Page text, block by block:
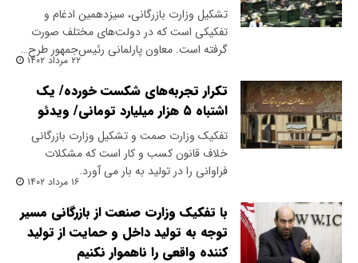
تشکیل وزارت بازرگانی، سیزدهمین ادغام و
تفکیکی است که در دولت‌های مختلف صورت
گرفته است. معاون پارلمانی رئیس‌جمهور طرح…
۲۲ مرداد ۱۴۰۲
تکرار تجربه‌های شکست خورده/ یک
اشتباه ۵ هزار میلیارد تومانی/ ویدئو
​تفکیک وزارت صمت و تشکیل وزارت بازرگانی
خلاف قانون کسب و کار است که مشکلات
فراوانی را در تولید به بار می آورد.
۱۶ مرداد ۱۴۰۲
با تفکیک وزارت صنعت از بازرگانی مسیر
توجه به تولید داخل و حمایت از تولید
کننده واقعی را ناهموار نکنیم